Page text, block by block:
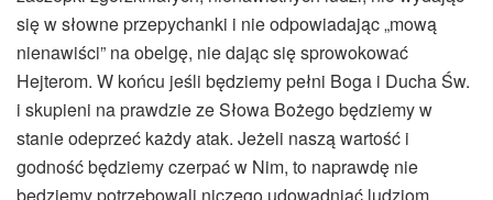
się w słowne przepychanki i nie odpowiadając „mową
nienawiści” na obelgę, nie dając się sprowokować
Hejterom. W końcu jeśli będziemy pełni Boga i Ducha Św.
i skupieni na prawdzie ze Słowa Bożego będziemy w
stanie odeprzeć każdy atak. Jeżeli naszą wartość i
godność będziemy czerpać w Nim, to naprawdę nie